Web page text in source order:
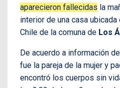
aparecieron fallecidas la
interior de una casa
Chile de la comuna de Los
De acuerdo a información
fue la pareja de la mujer y
encontró los cuerpos sin